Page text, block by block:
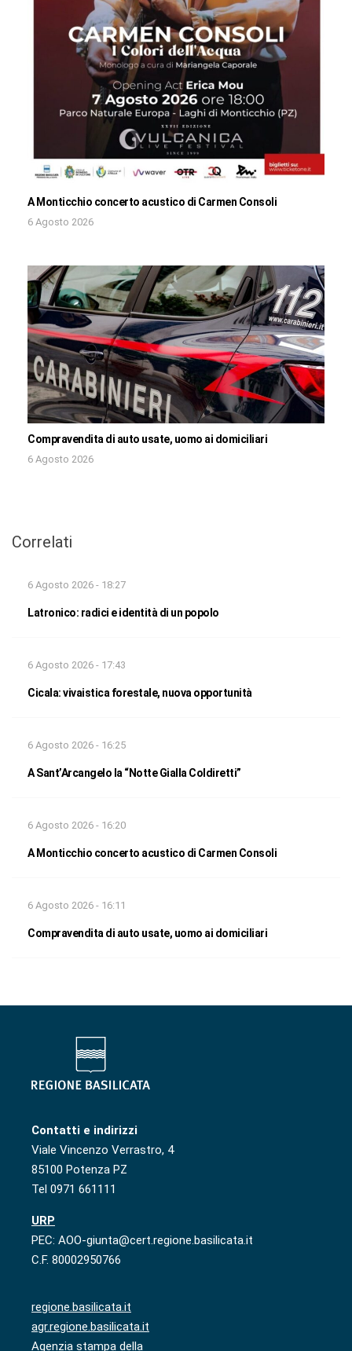
A Monticchio concerto acustico di Carmen Consoli
6 Agosto 2026
Compravendita di auto usate, uomo ai domiciliari
6 Agosto 2026
Correlati
6 Agosto 2026 - 18:27
Latronico: radici e identità di un popolo
6 Agosto 2026 - 17:43
Cicala: vivaistica forestale, nuova opportunità
6 Agosto 2026 - 16:25
A Sant’Arcangelo la “Notte Gialla Coldiretti”
6 Agosto 2026 - 16:20
A Monticchio concerto acustico di Carmen Consoli
6 Agosto 2026 - 16:11
Compravendita di auto usate, uomo ai domiciliari
Contatti e indirizzi
Viale Vincenzo Verrastro, 4
85100 Potenza PZ
Tel 0971 661111
URP
PEC: AOO-giunta@cert.regione.basilicata.it
C.F. 80002950766
regione.basilicata.it
agr.regione.basilicata.it
Agenzia stampa della